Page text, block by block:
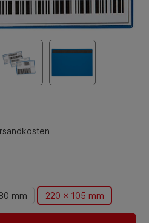
mm 220 x 105 mm
gewünschten Wert ein oder